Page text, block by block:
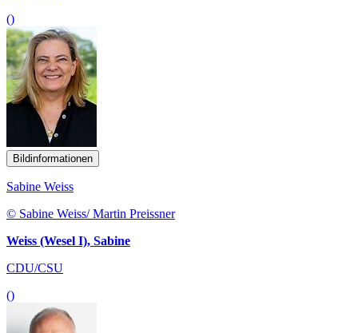
()
Bildinformationen
Sabine Weiss
© Sabine Weiss/ Martin Preissner
Weiss (Wesel I), Sabine
CDU/CSU
()